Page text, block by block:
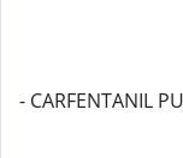
- CARFENTANIL